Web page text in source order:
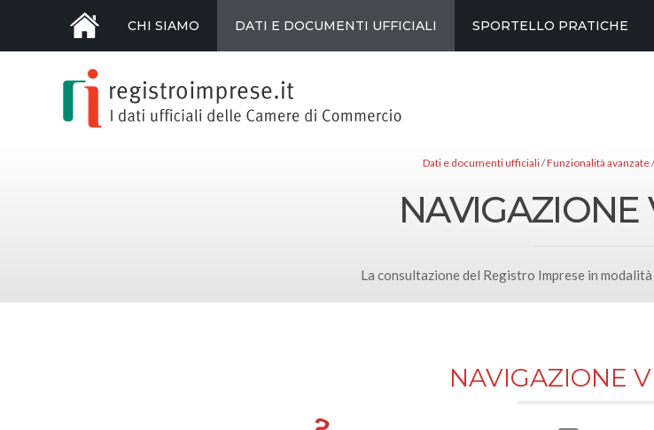
CHI SIAMO DATI E DOCUMENTI UFFICIALI SPORTELLO PRATICHE
Dati e documenti ufficiali Funzionalità avanzate
NAVIGAZIONE
La consultazione del Registro Imprese in
NAVIGAZIONE